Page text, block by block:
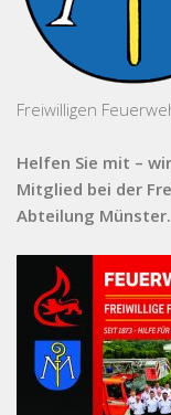
Freiwilligen
Helfen Sie mit –
Mitglied bei der
Abteilung Münster.